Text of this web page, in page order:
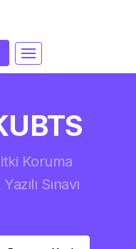
Koruma
Sınavı